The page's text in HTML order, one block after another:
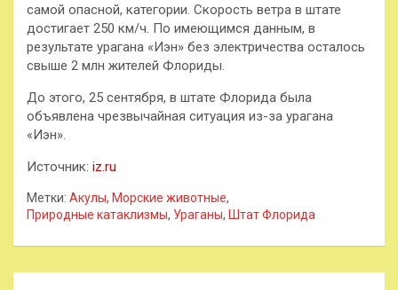
самой опасной, категории. Скорость ветра в штате
достигает 250 км/ч. По имеющимся данным, в
результате урагана «Иэн» без электричества осталось
свыше 2 млн жителей Флориды.
До этого, 25 сентября, в штате Флорида была
объявлена чрезвычайная ситуация из-за урагана
«Иэн».
Источник: iz.ru
Метки: Акулы, Морские животные,
Природные катаклизмы, Ураганы, Штат Флорида